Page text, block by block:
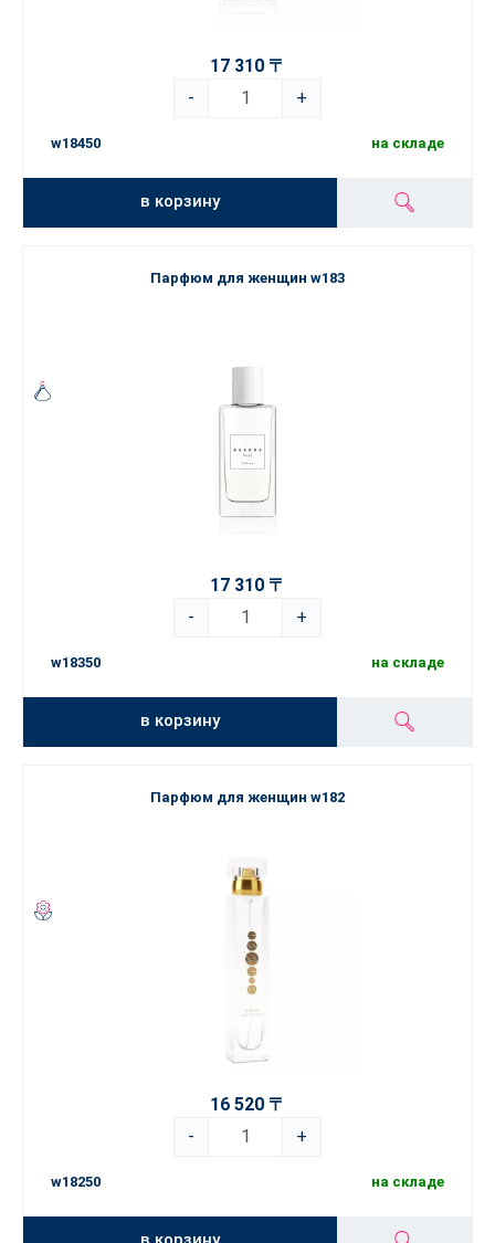
17 310 〒
-
+
w18450 на складе
в корзину
Парфюм для женщин w183
17 310 〒
-
+
w18350 на складе
в корзину
Парфюм для женщин w182
16 520 〒
-
+
w18250 на складе